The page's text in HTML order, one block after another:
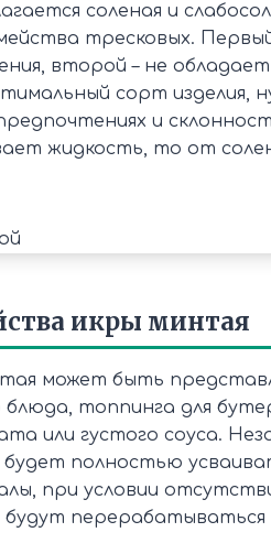
соленая и
тресковых.
второй – не
сорт изделия,
и
жидкость, то от
икры минтая
может быть
топпинга для
или густого соуса.
будет полностью
при условии
будут перерабатываться